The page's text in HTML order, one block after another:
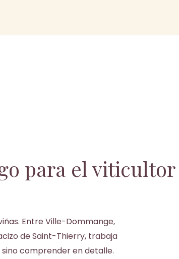
para el viticultor
Entre Ville-Dommange,
de Saint-Thierry, trabaja
comprender en detalle.